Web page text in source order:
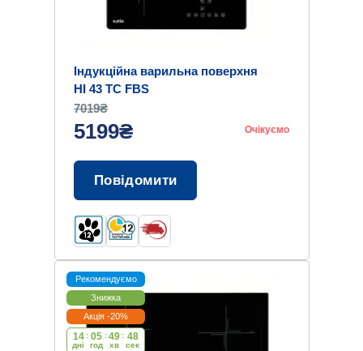
Індукційна варильна поверхня
HI 43 TC FBS
7019₴
5199₴ Очікуємо
Повідомити
Рекомендуємо
Знижка
Акція -20%
14
дні
: 05
год
:49
хв
: 47
cек